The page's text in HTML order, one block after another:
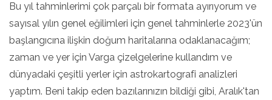
Bu yıl tahminlerimi çok parçalı bir formata ayırıyorum ve
sayısal yılın genel eğilimleri için genel tahminlerle 2023'ün
başlangıcına ilişkin doğum haritalarına odaklanacağım;
zaman ve yer için Varga çizelgelerine kullandım ve
dünyadaki çeşitli yerler için astrokartografi analizleri
yaptım. Beni takip eden bazılarınızın bildiği gibi, Aralık'tan